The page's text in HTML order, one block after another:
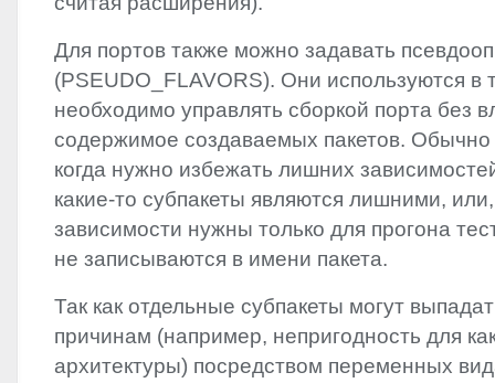
Для портов также можно задавать
(PSEUDO_FLAVORS). Они используются в
необходимо управлять сборкой порта без
содержимое создаваемых пакетов. Обычно
когда нужно избежать лишних
какие-то субпакеты являются лишними,
зависимости нужны только для прогона
не записываются в имени пакета.
Так как отдельные субпакеты могут
причинам (например, непригодность для
архитектуры) посредством переменных